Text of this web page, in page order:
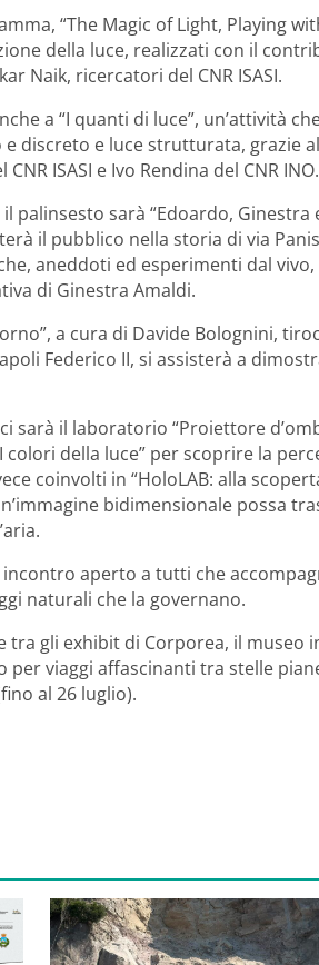
“The Magic of Light, Playing
della luce, realizzati con il
Naik, ricercatori del CNR ISASI.
a “I quanti di luce”, un’attività
discreto e luce strutturata, grazie
ISASI e Ivo Rendina del CNR INO.
palinsesto sarà “Edoardo, Ginestra
il pubblico nella storia di via
aneddoti ed esperimenti dal
di Ginestra Amaldi.
a cura di Davide Bolognini,
Federico II, si assisterà a
sarà il laboratorio “Proiettore
della luce” per scoprire la
coinvolti in “HoloLAB: alla
bidimensionale possa
incontro aperto a tutti che
naturali che la governano.
tra gli exhibit di Corporea, il
per viaggi affascinanti tra stelle
al 26 luglio).